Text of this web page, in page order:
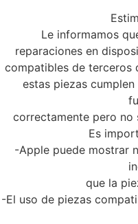
Le informamos
reparaciones en
compatibles de terceros
estas piezas
correctamente pero no
Es
-Apple puede mostrar
que la
-El uso de piezas